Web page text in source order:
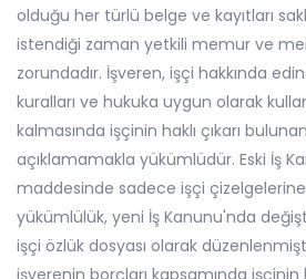
olduğu her türlü belge ve kayıtları
istendiği zaman yetkili memur ve
zorundadır. İşveren, işçi hakkında
kuralları ve hukuka uygun olarak
kalmasında işçinin haklı çıkarı
açıklamamakla yükümlüdür. Eski İş
maddesinde sadece işçi
yükümlülük, yeni İş Kanunu'nda
işçi özlük dosyası olarak
işverenin borçları kapsamında işçinin